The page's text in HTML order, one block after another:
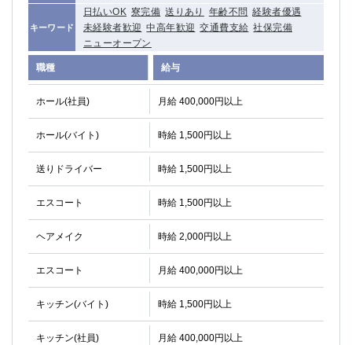
キーワード
日払いOK 寮完備 送りあり 年齢不問 経験者優遇
未経験者歓迎 中高年歓迎 交通費支給 社保完備
ニューオープン
職種 給与
ホール(社員) 月給 400,000円以上
ホール(バイト) 時給 1,500円以上
送りドライバー 時給 1,500円以上
エスコート 時給 1,500円以上
ヘアメイク 時給 2,000円以上
エスコート 月給 400,000円以上
キッチン(バイト) 時給 1,500円以上
キッチン(社員) 月給 400,000円以上